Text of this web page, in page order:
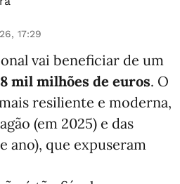
17:29
vai beneficiar de um
mil milhões de euros. O
resiliente e moderna,
(em 2025) e das
ano), que expuseram